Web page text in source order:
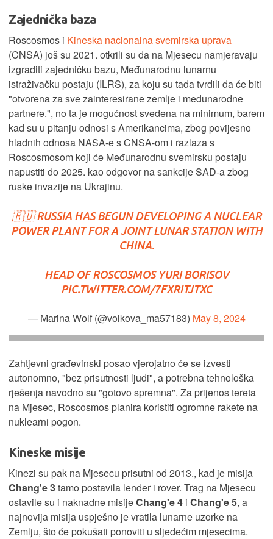
Zajednička baza
Roscosmos i Kineska nacionalna svemirska uprava
(CNSA) još su 2021. otkrili su da na Mjesecu namjeravaju
izgraditi zajedničku bazu, Međunarodnu lunarnu
istraživačku postaju (ILRS), za koju su tada tvrdili da će biti
"otvorena za sve zainteresirane zemlje i međunarodne
partnere.", no ta je mogućnost svedena na minimum, barem
kad su u pitanju odnosi s Amerikancima, zbog povijesno
hladnih odnosa NASA-e s CNSA-om i razlaza s
Roscosmosom koji će Međunarodnu svemirsku postaju
napustiti do 2025. kao odgovor na sankcije SAD-a zbog
ruske invazije na Ukrajinu.
🇷🇺 RUSSIA HAS BEGUN DEVELOPING A NUCLEAR
POWER PLANT FOR A JOINT LUNAR STATION WITH
CHINA.
HEAD OF ROSCOSMOS YURI BORISOV
PIC.TWITTER.COM/7FXRITJTXC
— Маrina Wolf (@volkova_ma57183) May 8, 2024
Zahtjevni građevinski posao vjerojatno će se izvesti
autonomno, "bez prisutnosti ljudi", a potrebna tehnološka
rješenja navodno su "gotovo spremna". Za prijenos tereta
na Mjesec, Roscosmos planira koristiti ogromne rakete na
nuklearni pogon.
Kineske misije
Kinezi su pak na Mjesecu prisutni od 2013., kad je misija
Chang'e 3tamo postavila lender i rover. Trag na Mjesecu
ostavile su i naknadne misijeChang'e 4 i Chang'e 5, a
najnovija misija uspješno je vratila lunarne uzorke na
Zemlju, što će pokušati ponoviti u sljedećim mjesecima.